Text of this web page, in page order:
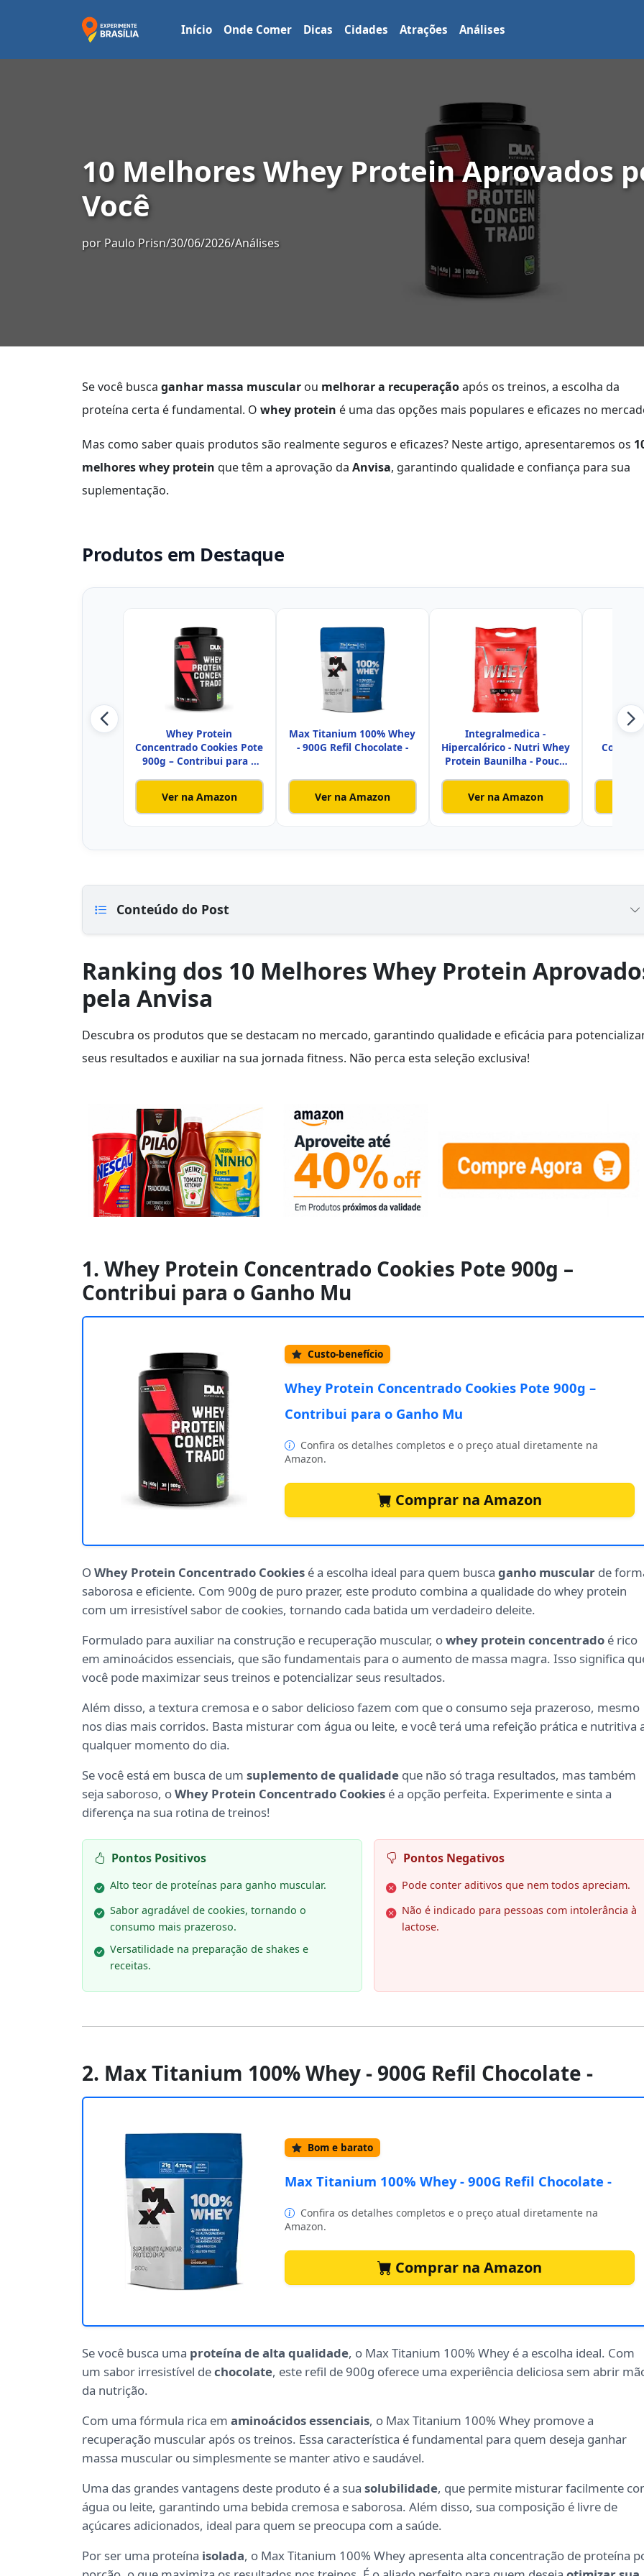
Início Onde Comer Dicas Cidades Atrações Análises
10 Melhores Whey Protein Aprovados
Você
por Paulo Prisn/30/06/2026/Análises
Se você busca ganhar massa muscular ou melhorar a recuperaçãoapós os treinos, a escolha da
proteína certa é fundamental. O whey protein é uma das opções mais populares e eficazes no
Mas como saber quais produtos são realmente seguros e eficazes? Neste artigo, apresentaremos os
melhores whey protein que têm a aprovação da Anvisa, garantindo qualidade e confiança para sua
suplementação.
Produtos em Destaque
Whey Protein
Concentrado Cookies Pote
900g – Contribui para o
Ver na Amazon
Max Titanium 100% Whey
- 900G Refil Chocolate -
Ver na Amazon
Integralmedica -
Hipercalórico - Nutri Whey
Protein Baunilha - Pouch
Ver na Amazon
Conteúdo do Post
Ranking dos 10 Melhores Whey Protein
pela Anvisa
Descubra os produtos que se destacam no mercado, garantindo qualidade e eficácia para
seus resultados e auxiliar na sua jornada fitness. Não perca esta seleção exclusiva!
1. Whey Protein Concentrado Cookies Pote 900g –
Contribui para o Ganho Mu
Custo-benefício
Whey Protein Concentrado Cookies Pote 900g –
Contribui para o Ganho Mu
Confira os detalhes completos e o preço atual diretamente na
Amazon.
Comprar na Amazon
O Whey Protein Concentrado Cookies é a escolha ideal para quem busca ganho muscular de
saborosa e eficiente. Com 900g de puro prazer, este produto combina a qualidade do whey protein
com um irresistível sabor de cookies, tornando cada batida um verdadeiro deleite.
Formulado para auxiliar na construção e recuperação muscular, owhey protein concentrado é rico
em aminoácidos essenciais, que são fundamentais para o aumento de massa magra. Isso significa
você pode maximizar seus treinos e potencializar seus resultados.
Além disso, a textura cremosa e o sabor delicioso fazem com que o consumo seja prazeroso, mesmo
nos dias mais corridos. Basta misturar com água ou leite, e você terá uma refeição prática e nutritiva
qualquer momento do dia.
Se você está em busca de um suplemento de qualidade que não só traga resultados, mas também
seja saboroso, oWhey Protein Concentrado Cookies é a opção perfeita. Experimente e sinta a
diferença na sua rotina de treinos!
Pontos Positivos
Alto teor de proteínas para ganho muscular.
Sabor agradável de cookies, tornando o
consumo mais prazeroso.
Versatilidade na preparação de shakes e
receitas.
Pontos Negativos
Pode conter aditivos que nem todos apreciam.
Não é indicado para pessoas com intolerância à
lactose.
2. Max Titanium 100% Whey - 900G Refil Chocolate -
Bom e barato
Max Titanium 100% Whey - 900G Refil Chocolate -
Confira os detalhes completos e o preço atual diretamente na
Amazon.
Comprar na Amazon
Se você busca uma proteína de alta qualidade, o Max Titanium 100% Whey é a escolha ideal. Com
um sabor irresistível dechocolate, este refil de 900g oferece uma experiência deliciosa sem abrir
da nutrição.
Com uma fórmula rica em aminoácidos essenciais, o Max Titanium 100% Whey promove a
recuperação muscular após os treinos. Essa característica é fundamental para quem deseja ganhar
massa muscular ou simplesmente se manter ativo e saudável.
Uma das grandes vantagens deste produto é a sua solubilidade, que permite misturar facilmente
água ou leite, garantindo uma bebida cremosa e saborosa. Além disso, sua composição é livre de
açúcares adicionados, ideal para quem se preocupa com a saúde.
Por ser uma proteína isolada, o Max Titanium 100% Whey apresenta alta concentração de proteína